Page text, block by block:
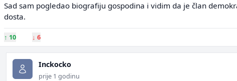
Sad sam pogledao biografiju gospodina i vidim da je član
dosta.
↑ 10 ↓ 6
Inckocko
prije 1 godinu